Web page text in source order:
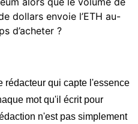
dollars envoie l’ETH au-
d’acheter ?
rédacteur qui capte l'essence
mot qu'il écrit pour
n'est pas simplement